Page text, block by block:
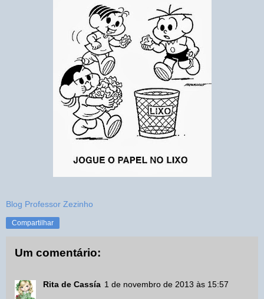
Blog Professor Zezinho
Compartilhar
Um comentário:
Rita de Cassía 1 de novembro de 2013 às 15:57